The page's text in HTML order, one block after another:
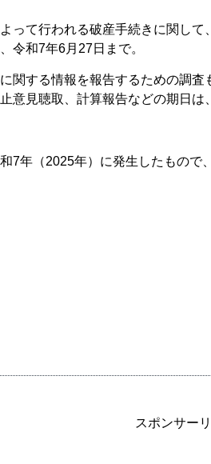
って行われる破産手続きに関し
令和7年6月27日まで。
関する情報を報告するための調
意見聴取、計算報告などの期日
7年（2025年）に発生したもので
スポンサー